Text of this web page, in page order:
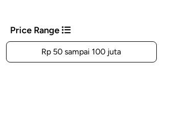
Price Range
Rp 50 sampai 100 juta